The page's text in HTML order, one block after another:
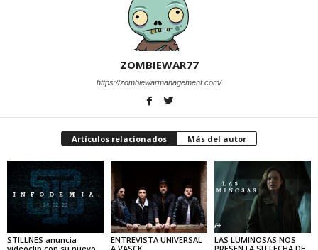
ZOMBIEWAR77
https://zombiewarmanagement.com/
Artículos relacionados Más del autor
STILLNES anuncia
ENTREVISTA UNIVERSAL
LAS LUMINOSAS NOS